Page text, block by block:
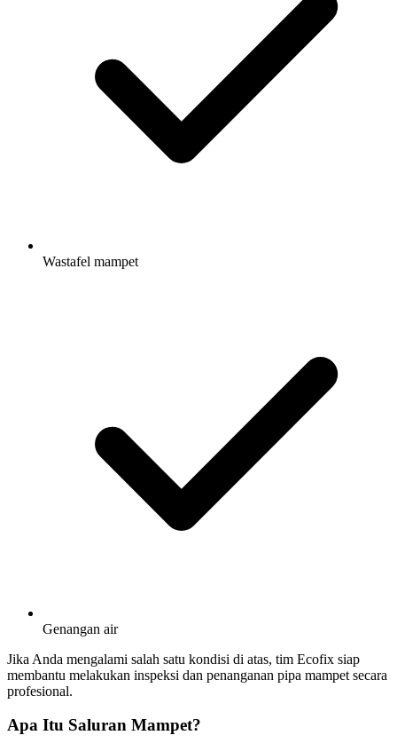
Wastafel mampet
Genangan air
Jika Anda mengalami salah satu kondisi di atas, tim Ecofix siap
membantu melakukan inspeksi dan penanganan pipa mampet secara
profesional.
Apa Itu Saluran Mampet?